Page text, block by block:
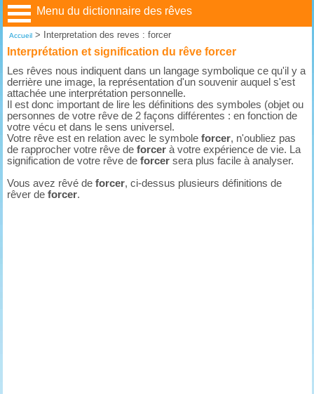
Menu du dictionnaire des rêves
Accueil> Interpretation des reves : forcer
Interprétation et signification du rêve forcer
Les rêves nous indiquent dans un langage symbolique ce qu'il y a
derrière une image, la représentation d'un souvenir auquel s'est
attachée une interprétation personnelle.
Il est donc important de lire les définitions des symboles (objet ou
personnes de votre rêve de 2 façons différentes : en fonction de
votre vécu et dans le sens universel.
Votre rêve est en relation avec le symboleforcer, n'oubliez pas
de rapprocher votre rêve deforcer à votre expérience de vie. La
signification de votre rêve deforcer sera plus facile à analyser.
Vous avez rêvé deforcer, ci-dessus plusieurs définitions de
rêver deforcer.